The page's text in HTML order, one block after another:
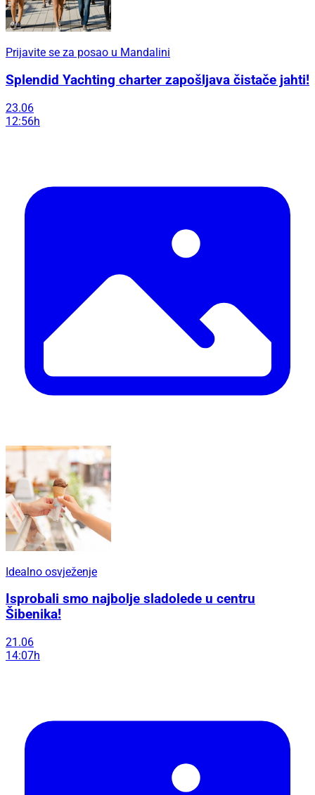
Prijavite se za posao u Mandalini
Splendid Yachting charter zapošljava čistače jahti!
23.06
12:56h
Idealno osvježenje
Isprobali smo najbolje sladolede u centru
Šibenika!
21.06
14:07h